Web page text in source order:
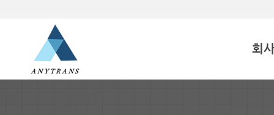
회